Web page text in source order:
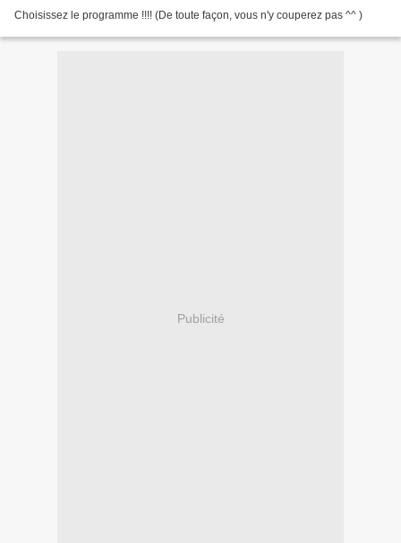
Choisissez le programme !!!! (De toute façon, vous n'y couperez pas ^^ )
Publicité